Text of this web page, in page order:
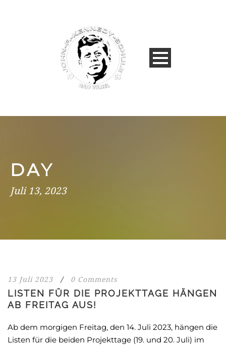
DAY
Juli 13, 2023
13 Juli 2023 / 0 Comments
LISTEN FÜR DIE PROJEKTTAGE HÄNGEN
AB FREITAG AUS!
Ab dem morgigen Freitag, den 14. Juli 2023, hängen die
Listen für die beiden Projekttage (19. und 20. Juli) im